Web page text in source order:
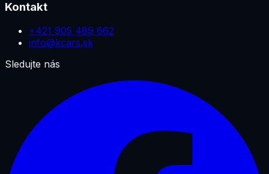
Kontakt
+421 905 489 662
info@kcars.sk
Sledujte nás